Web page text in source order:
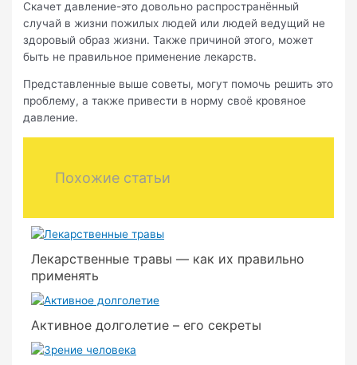
Скачет давление-это довольно распространённый
случай в жизни пожилых людей или людей ведущий не
здоровый образ жизни. Также причиной этого, может
быть не правильное применение лекарств.
Представленные выше советы, могут помочь решить это
проблему, а также привести в норму своё кровяное
давление.
Похожие статьи
Лекарственные травы — как их правильно
применять
Активное долголетие – его секреты